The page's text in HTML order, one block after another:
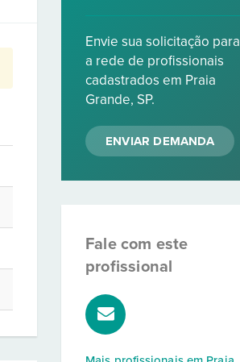
Envie sua solicitação para
a rede de profissionais
cadastrados em Praia
Grande, SP.
ENVIAR DEMANDA
Fale com este
profissional